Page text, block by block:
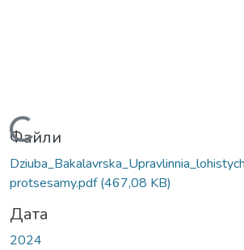
Файли
protsesamy.pdf(467,08 KB)
Дата
2024